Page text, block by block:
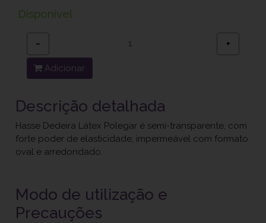
Disponível
− +
Adicionar
Descrição detalhada
Hasse Dedeira Látex Polegar é semi-transparente, com
forte poder de elasticidade, impermeável com formato
oval e arredondado.
Modo de utilização e
Precauções